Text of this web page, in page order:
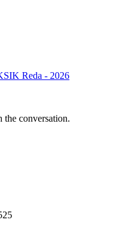
Reda - 2026
the conversation.